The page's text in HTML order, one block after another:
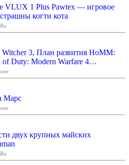
VLUX 1 Plus Pawtex — игровое
когти кота
3, План развития HoMM:
of Duty: Modern Warfare 4…
Марс
двух крупных майских